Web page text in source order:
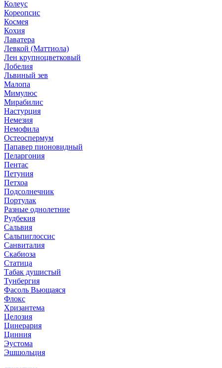
Колеус
Кореопсис
Космея
Кохия
Лаватера
Левкой (Маттиола)
Лен крупноцветковый
Лобелия
Львиный зев
Малопа
Мимулюс
Мирабилис
Настурция
Немезия
Немофила
Остеоспермум
Папавер пионовидный
Пеларгония
Пентас
Петуния
Петхоа
Подсолнечник
Портулак
Разные однолетние
Рудбекия
Сальвия
Сальпиглоссис
Санвиталия
Скабиоза
Статица
Табак душистый
Тунбергия
Фасоль Вьющаяся
Флокс
Хризантема
Целозия
Цинерария
Цинния
Эустома
Эшшольция